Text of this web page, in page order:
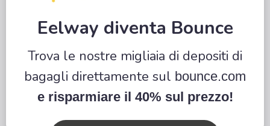
Eelway diventa Bounce
Trova le nostre migliaia di depositi di
bagagli direttamente sul bounce.com
e risparmiare il 40% sul prezzo!